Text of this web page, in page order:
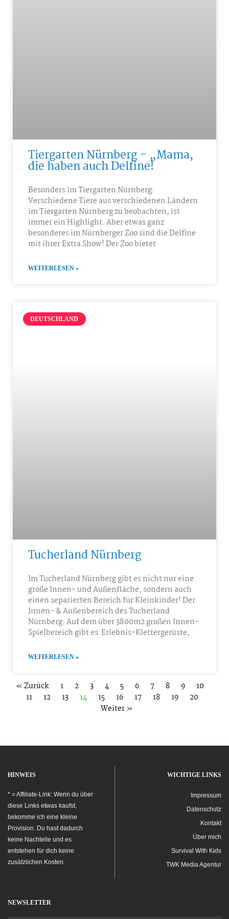
Tiergarten Nürnberg – „Mama,
die haben auch Delfine!
Besonders im Tiergarten Nürnberg:
Verschiedene Tiere aus verschiedenen Ländern
im Tiergarten Nürnberg zu beobachten, ist
immer ein Highlight. Aber etwas ganz
besonderes im Nürnberger Zoo sind die Delfine
mit ihrer Extra Show! Der Zoo bietet
WEITERLESEN »
DEUTSCHLAND
Tucherland Nürnberg
Im Tucherland Nürnberg gibt es nicht nur eine
große Innen- und Außenfläche, sondern auch
einen separierten Bereich für Kleinkinder! Der
Innen- & Außenbereich des Tucherland
Nürnberg: Auf dem über 3800m2 großen Innen-
Spielbereich gibt es Erlebnis-Klettergerüste,
WEITERLESEN »
« Zurück 1 2 3 4 5 6 7 8 9
10
11
12 13 14 15 16 17 18 19
20
Weiter »
HINWEIS
* = Affiliate-Link: Wenn du über
diese Links etwas kaufst,
bekomme ich eine kleine
Provision. Du hast dadurch
keine Nachteile und es
entstehen für dich keine
zusätzlichen Kosten.
WICHTIGE LINKS
Impressum
Datenschutz
Kontakt
Über mich
Survival With Kids
TWK Media Agentur
NEWSLETTER